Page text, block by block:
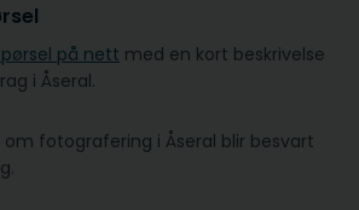
på nett med en kort beskrivelse
i Åseral.
om fotografering i Åseral blir besvart